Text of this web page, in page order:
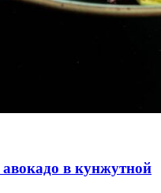
в кунжутной